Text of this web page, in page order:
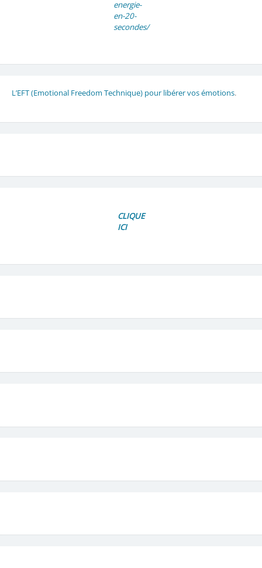
energie-
en-20-
secondes/
L’EFT (Emotional Freedom Technique) pour libérer vos émotions.
CLIQUE
ICI